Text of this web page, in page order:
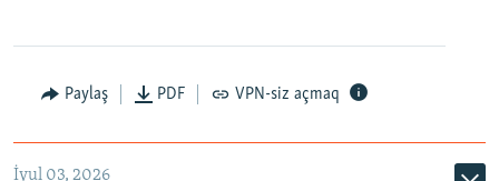
Auto 240p 360p 480p
720p 1080p
Paylaş PDF VPN-siz açmaq
İyul 03, 2026